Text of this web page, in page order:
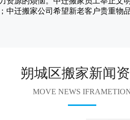
中迁搬家公司希望新老客户贵重物
朔城区搬家新闻
MOVE NEWS